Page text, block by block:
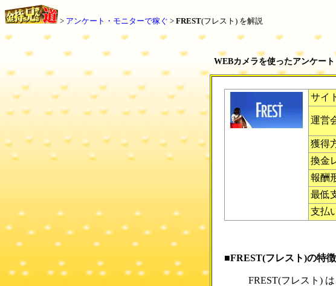
> アンケート・モニターで稼ぐ > FREST(フレスト) を解説
WEBカメラを使ったアンケー
サイ
運営
獲得
換金
報酬
最低
支払
■FREST(フレスト)の特徴
FREST(フレスト)